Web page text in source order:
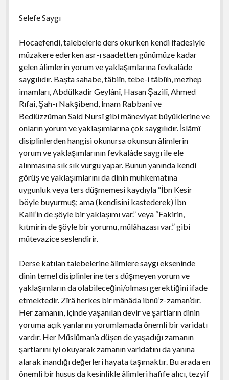
Selefe Saygı
Hocaefendi, talebelerle ders okurken kendi ifadesiyle
müzakere ederken asr-ı saadetten günümüze kadar
gelen âlimlerin yorum ve yaklaşımlarına fevkalâde
saygılıdır. Başta sahabe, tâbiîn, tebe-i tâbiîn, mezhep
imamları, Abdülkadir Geylânî, Hasan Şazilî, Ahmed
Rıfaî, Şah-ı Nakşibend, İmam Rabbanî ve
Bediüzzüman Said Nursî gibi mâneviyat büyüklerine ve
onların yorum ve yaklaşımlarına çok saygılıdır. İslâmî
disiplinlerden hangisi okunursa okunsun âlimlerin
yorum ve yaklaşımlarının fevkalâde saygı ile ele
alınmasına sık sık vurgu yapar. Bunun yanında kendi
görüş ve yaklaşımlarını da dinin muhkematına
uygunluk veya ters düşmemesi kaydıyla “İbn Kesir
böyle buyurmuş; ama (kendisini kastederek) İbn
Kalil’in de şöyle bir yaklaşımı var.” veya “Fakirin,
kıtmirin de şöyle bir yorumu, mülâhazası var.” gibi
mütevazice seslendirir.
Derse katılan talebelerine âlimlere saygı ekseninde
dinin temel disiplinlerine ters düşmeyen yorum ve
yaklaşımların da olabileceğini/olması gerektiğini ifade
etmektedir. Zîrâ herkes bir mânâda ibnü’z-zaman’dır.
Her zamanın, içinde yaşanılan devir ve şartların dinin
yoruma açık yanlarını yorumlamada önemli bir varidatı
vardır. Her Müslüman’a düşen de yaşadığı zamanın
şartlarını iyi okuyarak zamanın varidatını da yanına
alarak inandığı değerleri hayata taşımaktır. Bu arada en
önemli bir husus da kesinlikle âlimleri hafife alıcı, tezyif